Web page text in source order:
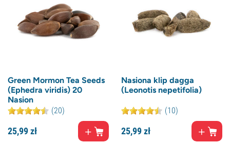
Green Mormon Tea Seeds
(Ephedra viridis) 20
Nasion
(20)
25,99zł
Nasiona klip dagga
(Leonotis nepetifolia)
(10)
25,99zł